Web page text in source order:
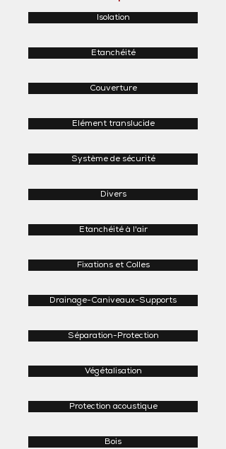
Isolation
Etanchéité
Couverture
Elément translucide
Système de sécurité
Divers
Etanchéité à l'air
Fixations et Colles
Drainage-Caniveaux-Supports
Séparation-Protection
Végétalisation
Protection acoustique
Bois